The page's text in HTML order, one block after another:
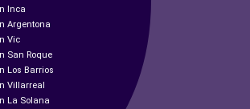
Inca
Argentona
Vic
San Roque
Los Barrios
Villarreal
La Solana